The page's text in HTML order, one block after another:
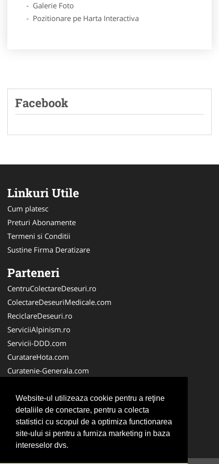
Website-ul utilizeaza cookie pentru a reţine
detaliile de conectare, pentru a colecta
statistici cu scopul de a optimiza functionarea
site-ului si pentru a furniza marketing in baza
intereselor dvs.
- Galerie Foto
- Pozitionare pe Harta Interactiva
Facebook
Linkuri Utile
Cum platesc
Preturi Abonamente
Termeni si Conditii
Sustine Firma Deratizare
Parteneri
CentruColectareDeseuri.ro
ColectareDeseuriMedicale.com
ReciclareDeseuri.ro
ServiciiAlpinism.ro
Servicii-DDD.com
CuratareHota.com
Curatenie-Generala.com
Spalatorie-Covoare.com
Spalatorie-Curatatorie.ro
Spalatorie-Curatatorie.com
Servicii-Deratizare.com